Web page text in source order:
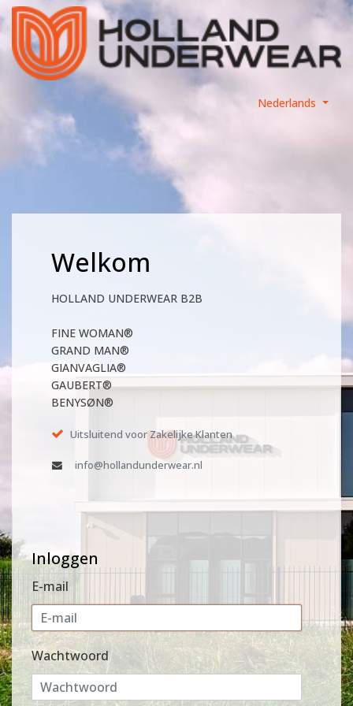
Nederlands
Welkom
HOLLAND UNDERWEAR B2B
FINE WOMAN®
GRAND MAN®
GIANVAGLIA®
GAUBERT®
BENYSØN®
Uitsluitend voor Zakelijke Klanten
info@hollandunderwear.nl
Inloggen
E-mail
Wachtwoord